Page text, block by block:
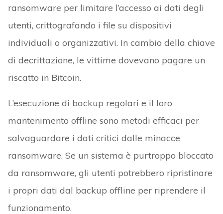
ransomware per limitare l’accesso ai dati degli
utenti, crittografando i file su dispositivi
individuali o organizzativi. In cambio della chiave
di decrittazione, le vittime dovevano pagare un
riscatto in Bitcoin.
L’esecuzione di backup regolari e il loro
mantenimento offline sono metodi efficaci per
salvaguardare i dati critici dalle minacce
ransomware. Se un sistema è purtroppo bloccato
da ransomware, gli utenti potrebbero ripristinare
i propri dati dal backup offline per riprendere il
funzionamento.